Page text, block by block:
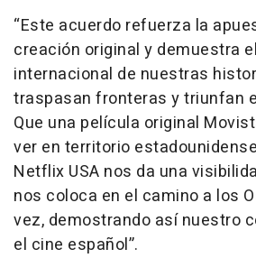
“Este acuerdo refuerza la
creación original y demuestra
internacional de nuestras
traspasan fronteras y triunfan
Que una película original
ver en territorio
Netflix USA nos da una
nos coloca en el camino a los
vez, demostrando así nuestro
el cine español”.